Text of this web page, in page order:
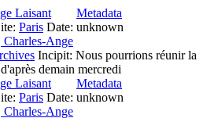
Laisant
Metadata
Paris Date: unknown
Charles-Ange
Incipit: Nous pourrions réunir la
demain mercredi
Laisant
Metadata
Paris Date: unknown
Charles-Ange